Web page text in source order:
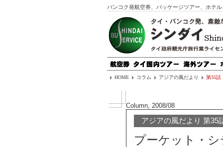
バンコク発航空券、パッケージツアー、ホテ
HOME コラム アジアの風だより 第35話
Column, 2008/08
アジアの風だより 第35
プーケット・